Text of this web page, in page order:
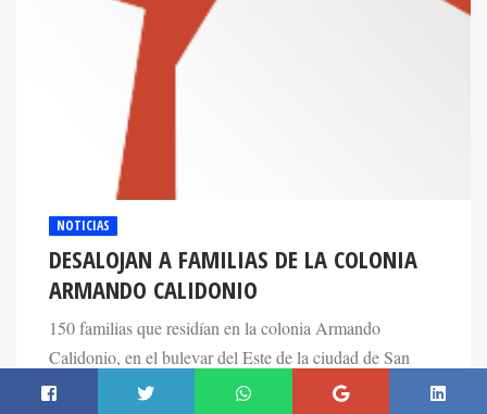
NOTICIAS
DESALOJAN A FAMILIAS DE LA COLONIA
ARMANDO CALIDONIO
150 familias que residían en la colonia Armando
Calidonio, en el bulevar del Este de la ciudad de San
Pedro Sula, fueron desalojadas por agentes policiales.